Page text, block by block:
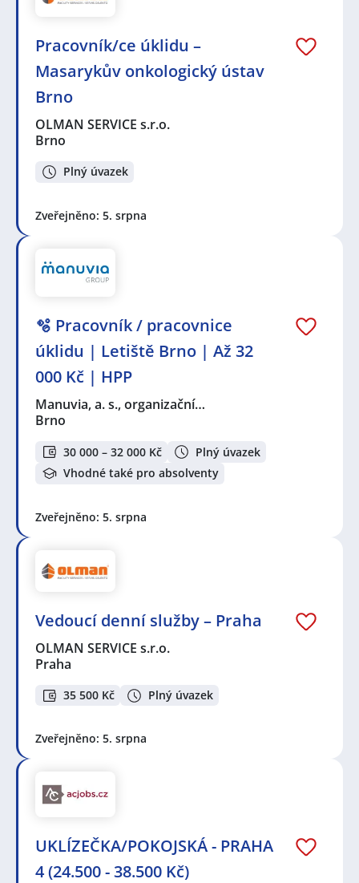
Pracovník/ce úklidu –
Masarykův onkologický ústav
Brno
OLMAN SERVICE s.r.o.
Brno
Plný úvazek
Zveřejněno: 5. srpna
🫧 Pracovník / pracovnice
úklidu | Letiště Brno | Až 32
000 Kč | HPP
Manuvia, a. s., organizační…
Brno
30 000 – 32 000 Kč
Plný úvazek
Vhodné také pro absolventy
Zveřejněno: 5. srpna
Vedoucí denní služby – Praha
OLMAN SERVICE s.r.o.
Praha
35 500 Kč Plný úvazek
Zveřejněno: 5. srpna
UKLÍZEČKA/POKOJSKÁ - PRAHA
4 (24.500 - 38.500 Kč)